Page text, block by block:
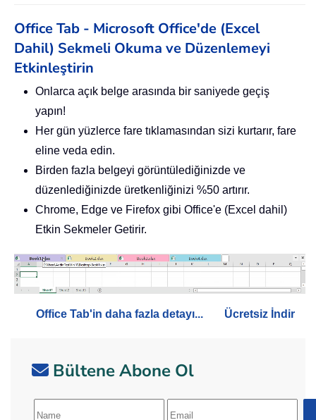
Office Tab - Microsoft Office'de (Excel
Dahil) Sekmeli Okuma ve Düzenlemeyi
Etkinleştirin
Onlarca açık belge arasında bir saniyede geçiş
yapın!
Her gün yüzlerce fare tıklamasından sizi kurtarır, fare
eline veda edin.
Birden fazla belgeyi görüntülediğinizde ve
düzenlediğinizde üretkenliğinizi %50 artırır.
Chrome, Edge ve Firefox gibi Office'e (Excel dahil)
Etkin Sekmeler Getirir.
Office Tab'in daha fazla detayı... Ücretsiz İndir
Bültene Abone Ol